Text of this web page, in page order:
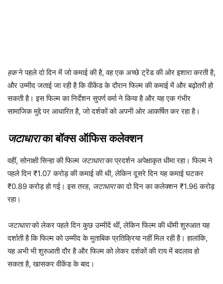
हकने पहले दो दिन में जो कमाई की है, वह एक अच्छे ट्रेंड की ओर इशारा करती है,
और उम्मीद जताई जा रही है कि वीकेंड के दौरान फिल्म की कमाई में और बढ़ोतरी हो
सकती है। इस फिल्म का निर्देशन सुपर्ण वर्मा ने किया है और यह एक गंभीर
सामाजिक मुद्दे पर आधारित है, जो दर्शकों को अपनी ओर आकर्षित कर रहा है।
जटाधाराका बॉक्स ऑफिस कलेक्शन
वहीं, सोनाक्षी सिन्हा की फिल्म जटाधाराका प्रदर्शन अपेक्षाकृत धीमा रहा। फिल्म ने
पहले दिन ₹1.07 करोड़ की कमाई की थी, लेकिन दूसरे दिन यह कमाई घटकर
₹0.89 करोड़ हो गई। इस तरह, जटाधाराका दो दिन का कलेक्शन ₹1.96 करोड़
रहा।
जटाधाराको लेकर पहले दिन कुछ उम्मीदें थीं, लेकिन फिल्म की धीमी शुरुआत यह
दर्शाती है कि फिल्म को उम्मीद के मुताबिक प्रतिक्रिया नहीं मिल रही है। हालांकि,
यह अभी भी शुरुआती दौर है और फिल्म को लेकर दर्शकों की राय में बदलाव हो
सकता है, खासकर वीकेंड के बाद।